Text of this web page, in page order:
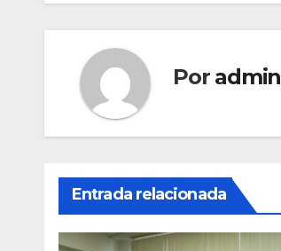
Por admin
Entrada relacionada